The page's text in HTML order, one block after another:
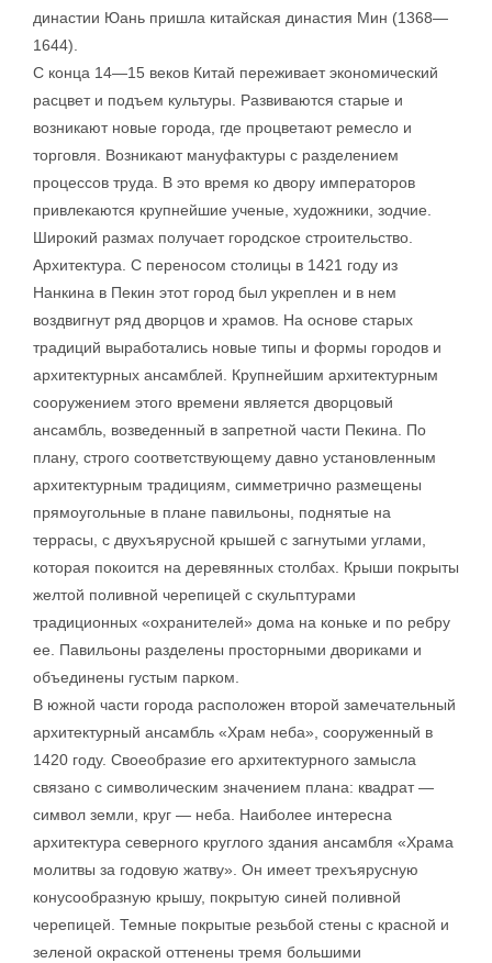
династии Юань пришла китайская династия Мин (1368—
1644).
С конца 14—15 веков Китай переживает экономический
расцвет и подъем культуры. Развиваются старые и
возникают новые города, где процветают ремесло и
торговля. Возникают мануфактуры с разделением
процессов труда. В это время ко двору императоров
привлекаются крупнейшие ученые, художники, зодчие.
Широкий размах получает городское строительство.
Архитектура. С переносом столицы в 1421 году из
Нанкина в Пекин этот город был укреплен и в нем
воздвигнут ряд дворцов и храмов. На основе старых
традиций выработались новые типы и формы городов и
архитектурных ансамблей. Крупнейшим архитектурным
сооружением этого времени является дворцовый
ансамбль, возведенный в запретной части Пекина. По
плану, строго соответствующему давно установленным
архитектурным традициям, симметрично размещены
прямоугольные в плане павильоны, поднятые на
террасы, с двухъярусной крышей с загнутыми углами,
которая покоится на деревянных столбах. Крыши покрыты
желтой поливной черепицей с скульптурами
традиционных «охранителей» дома на коньке и по ребру
ее. Павильоны разделены просторными двориками и
объединены густым парком.
В южной части города расположен второй замечательный
архитектурный ансамбль «Храм неба», сооруженный в
1420 году. Своеобразие его архитектурного замысла
связано с символическим значением плана: квадрат —
символ земли, круг — неба. Наиболее интересна
архитектура северного круглого здания ансамбля «Храма
молитвы за годовую жатву». Он имеет трехъярусную
конусообразную крышу, покрытую синей поливной
черепицей. Темные покрытые резьбой стены с красной и
зеленой окраской оттенены тремя большими